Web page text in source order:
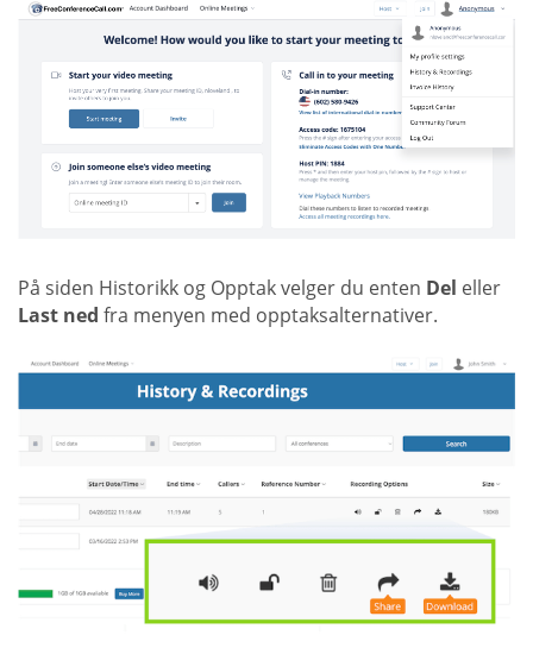
På siden Historikk og Opptak velger du enten Del eller
Last ned fra menyen med opptaksalternativer.